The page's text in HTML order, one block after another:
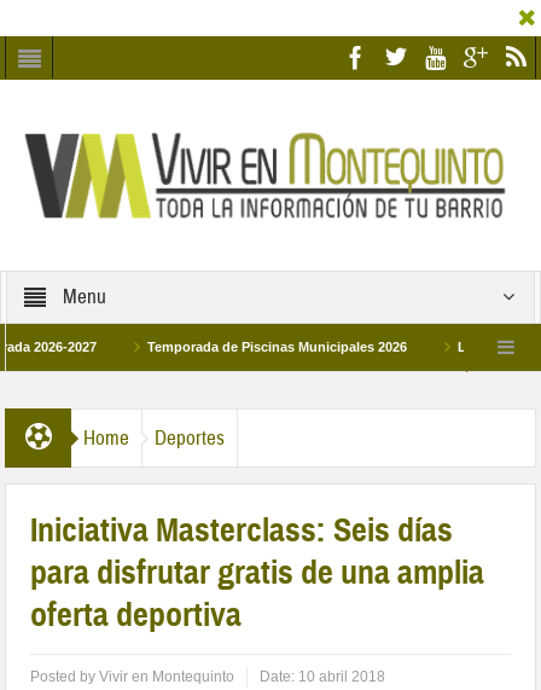
Menu
2027 Temporada de Piscinas Municipales 2026 Los Campus de
Home Deportes
Iniciativa Masterclass: Seis días
para disfrutar gratis de una amplia
oferta deportiva
Posted byVivir en Montequinto Date: 10 abril 2018